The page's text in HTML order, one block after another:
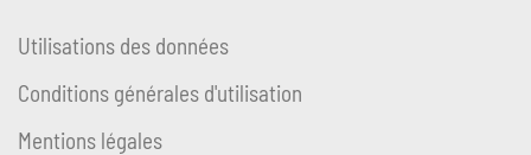
Utilisations des données
Conditions générales d'utilisation
Mentions légales